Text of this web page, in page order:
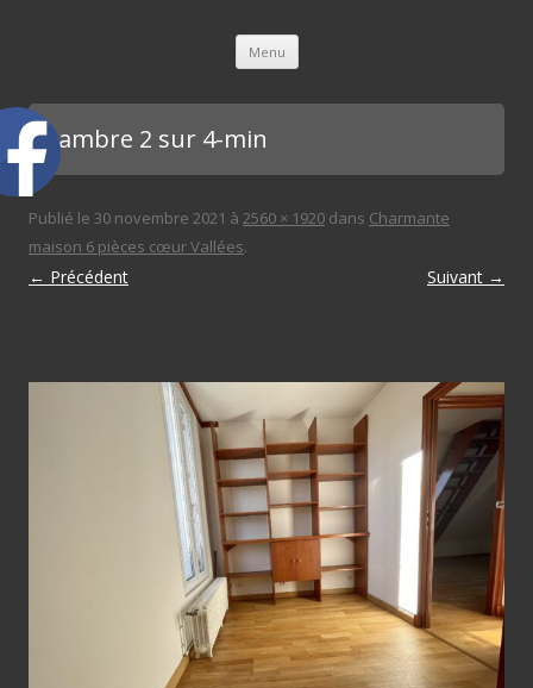
Menu Aller au contenu principal
Chambre 2 sur 4-min
Publié le 30 novembre 2021 à 2560 × 1920 dans Charmante
maison 6 pièces cœur Vallées.
← Précédent Suivant →